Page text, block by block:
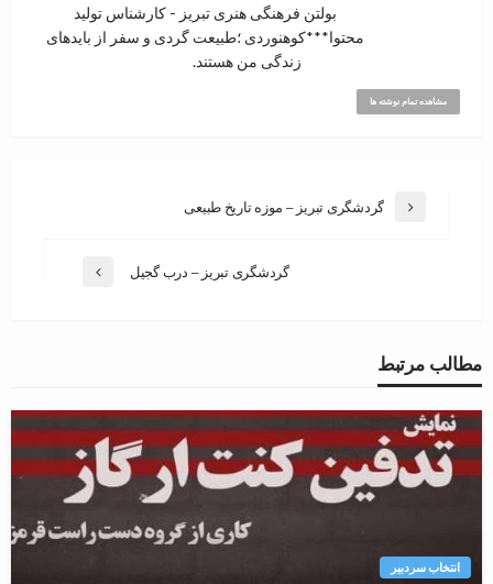
بولتن فرهنگی هنری تبریز - کارشناس تولید
محتوا***کوهنوردی ؛‌طبیعت گردی و سفر از بایدهای
زندگی من هستند.
مشاهده تمام نوشته ها
گردشگری تبریز – موزه تاریخ طبیعی
گردشگری تبریز – درب گجیل
مطالب مرتبط
انتخاب سردبیر